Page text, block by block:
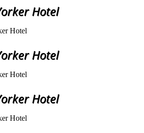
Hotel
Hotel
Hotel